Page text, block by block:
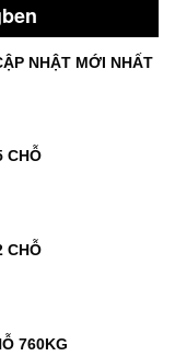
NHẬT MỚI NHẤT
CHỖ
CHỖ
760KG